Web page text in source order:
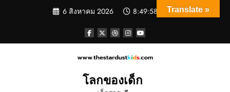
6 สิงหาคม 2026 8:49:59 AM
โลกของเด็ก
Translate »